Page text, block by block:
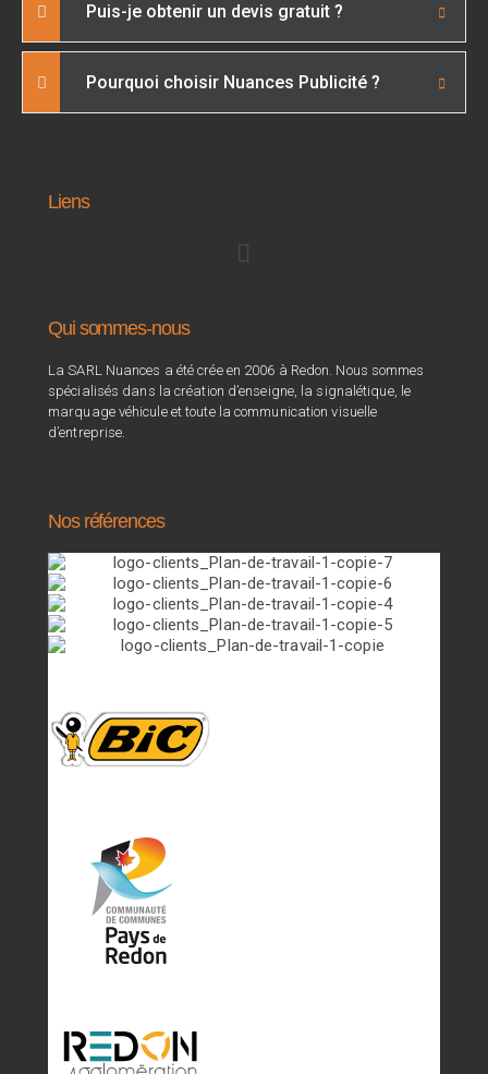
Puis-je obtenir un devis gratuit ?
Pourquoi choisir Nuances Publicité ?
Liens
Qui sommes-nous
La SARL Nuances a été crée en 2006 à Redon. Nous sommes
spécialisés dans la création d’enseigne, la signalétique, le
marquage véhicule et toute la communication visuelle
d’entreprise.
Nos références